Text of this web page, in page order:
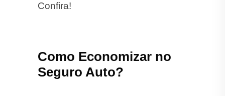
Confira!
Como Economizar no
Seguro Auto?